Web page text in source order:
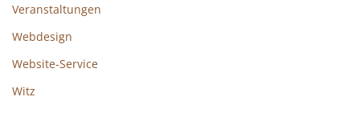
Veranstaltungen
Webdesign
Website-Service
Witz